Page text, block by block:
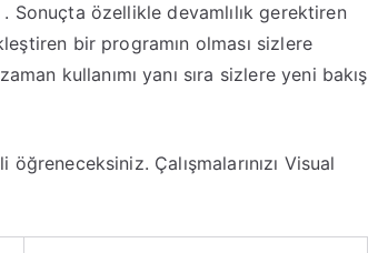
Sonuçta özellikle devamlılık gerektiren
bir programın olması sizlere
kullanımı yanı sıra sizlere yeni bakış
Çalışmalarınızı Visual